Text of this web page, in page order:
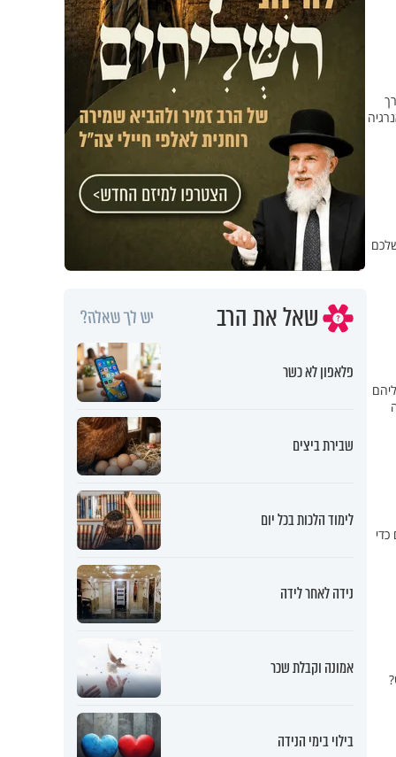
שאל את הרב יש לך שאלה?
פלאפון לא כשר
שבירת ביצים
לימוד הלכות בכל יום
נידה לאחר לידה
אמונה וקבלת שכר
בילוי בימי הנידה